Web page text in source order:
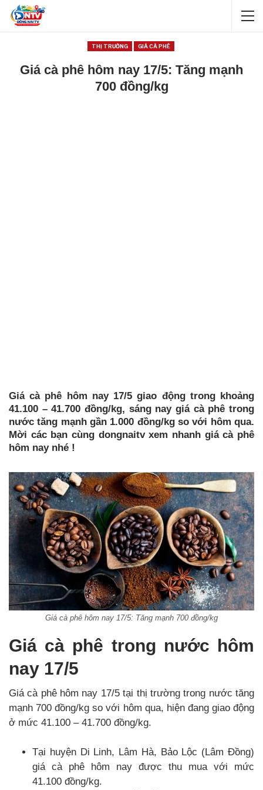
THỊ TRƯỜNG GIÁ CÀ PHÊ
Giá cà phê hôm nay 17/5: Tăng mạnh
700 đồng/kg
Giá cà phê hôm nay 17/5 giao động trong khoảng
41.100 – 41.700 đồng/kg, sáng nay giá cà phê trong
nước tăng mạnh gần 1.000 đồng/kg so với hôm qua.
Mời các bạn cùng dongnaitv xem nhanh giá cà phê
hôm nay nhé !
Giá cà phê hôm nay 17/5: Tăng mạnh 700 đồng/kg
Giá cà phê trong nước hôm
nay 17/5
Giá cà phê hôm nay 17/5 tại thị trường trong nước tăng
mạnh 700 đồng/kg so với hôm qua, hiện đang giao động
ở mức 41.100 – 41.700 đồng/kg.
Tại huyện Di Linh, Lâm Hà, Bảo Lộc (Lâm Đồng)
giá cà phê hôm nay được thu mua với mức
41.100 đồng/kg.